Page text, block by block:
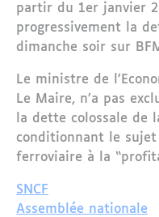
partir du 1er janvier
progressivement la
dimanche soir sur
Le ministre de
Le Maire, n’a pas
la dette colossale de
conditionnant le
ferroviaire à la
SNCF
Assemblée nationale